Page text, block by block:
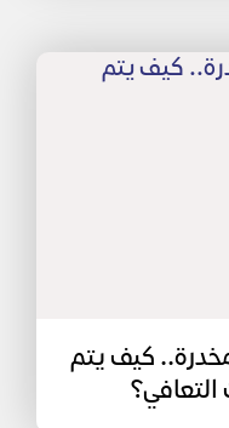
كيف يتم